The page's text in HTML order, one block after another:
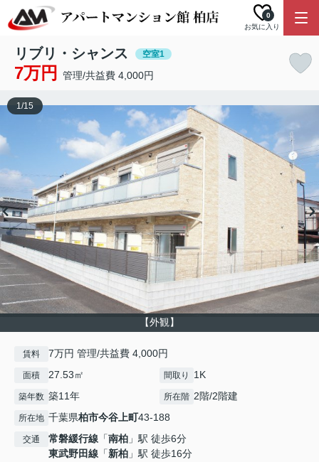
お気に入り
0
リブリ・シャンス 空室1
7万円 管理/共益費 4,000円
【外観】
1/15
賃料 7万円 管理/共益費 4,000円
面積 27.53㎡ 間取り 1K
築年数 築11年 所在階 2階/2階建
所在地 千葉県柏市今谷上町43-188
交通 常磐緩行線 「南柏 」駅 徒歩6分
東武野田線 「新柏 」駅 徒歩16分